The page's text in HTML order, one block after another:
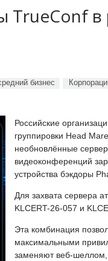
в
бизнес
Российские
группировки Head
необновлённые
видеоконференций
устройства бэкдоры
Для захвата сервера
KLCERT-26-057 и
Эта комбинация
максимальными
заменяют веб-шеллом,